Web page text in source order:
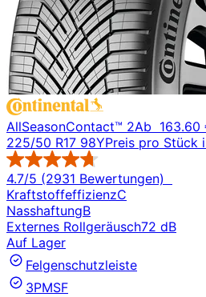
AllSeasonContact™ 2Ab 163.60
225/50 R17 98YPreis pro Stück
4.7/5 (2931 Bewertungen)
KraftstoffeffizienzC
NasshaftungB
Externes Rollgeräusch72 dB
Auf Lager
Felgenschutzleiste
3PMSF